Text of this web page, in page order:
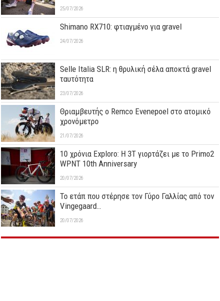
25/07/2026
Shimano RX710: φτιαγμένο για gravel
24/07/2026
Selle Italia SLR: η θρυλική σέλα αποκτά gravel
ταυτότητα
23/07/2026
Θριαμβευτής ο Remco Evenepoel στο ατομικό
χρονόμετρο
21/07/2026
10 χρόνια Exploro: Η 3T γιορτάζει με το Primo2
WPNT 10th Anniversary
20/07/2026
Το ετάπ που στέρησε τον Γύρο Γαλλίας από τον
Vingegaard…
20/07/2026